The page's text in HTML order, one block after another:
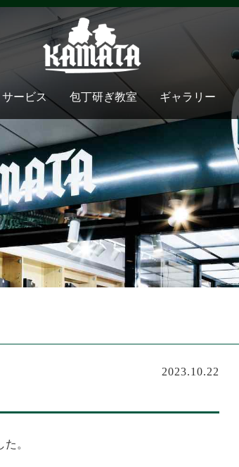
サービス 包丁研ぎ教室 ギャラリー
2023.10.22
。